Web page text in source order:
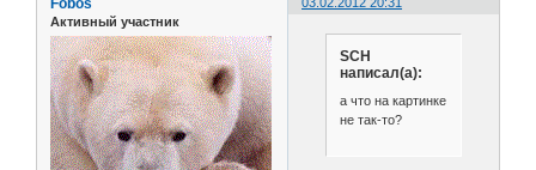
Fobos
Активный участник
SCH
написал(а):
а что на картинке
не так-то?